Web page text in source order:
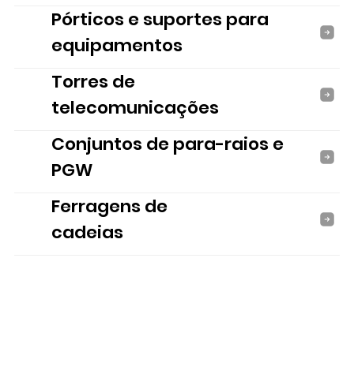
Pórticos e suportes para
equipamentos
Torres de
telecomunicações
Conjuntos de para-raios e
PGW
Ferragens de
cadeias